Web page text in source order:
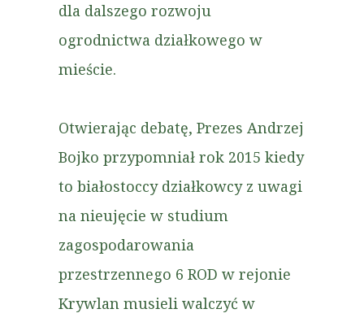
dla dalszego rozwoju
ogrodnictwa działkowego w
mieście.
Otwierając debatę, Prezes Andrzej
Bojko przypomniał rok 2015 kiedy
to białostoccy działkowcy z uwagi
na nieujęcie w studium
zagospodarowania
przestrzennego 6 ROD w rejonie
Krywlan musieli walczyć w